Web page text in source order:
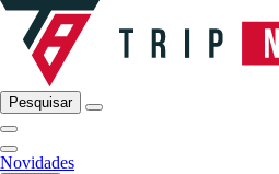
Pesquisar
Novidades